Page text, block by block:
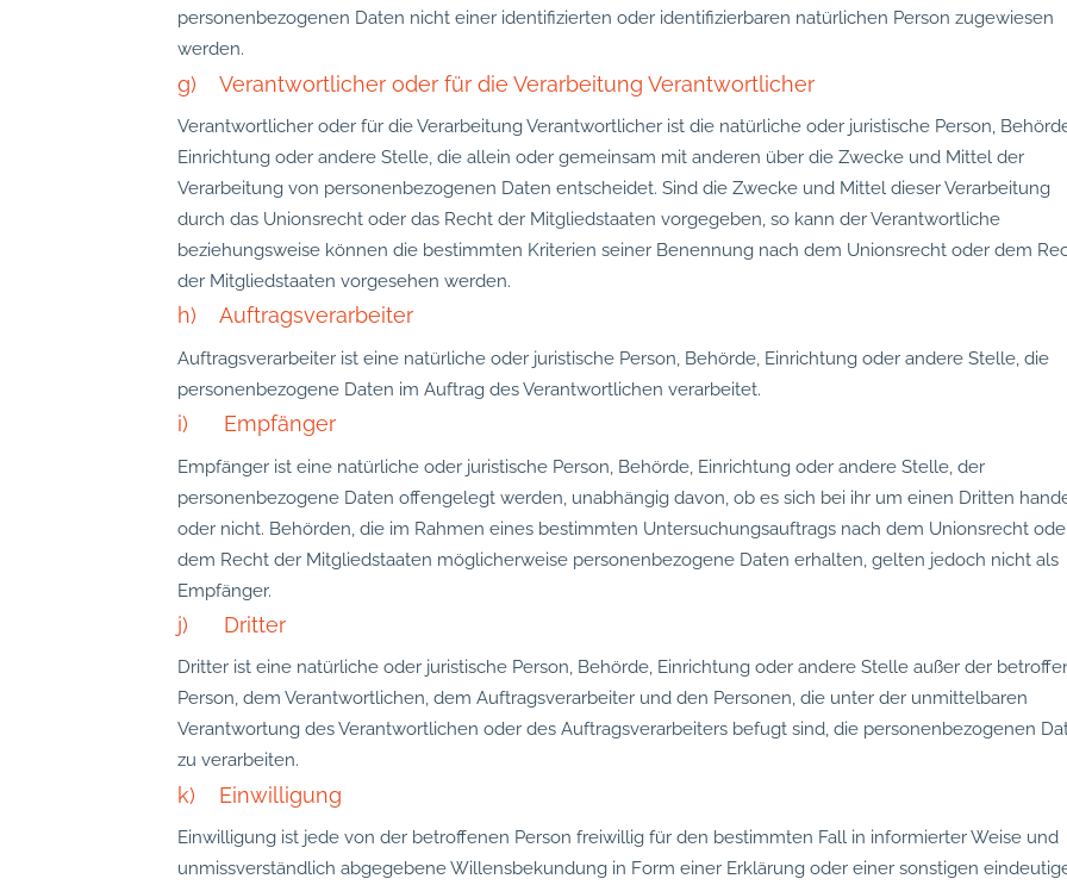
personenbezogenen Daten nicht einer identifizierten oder identifizierbaren natürlichen Person zugewiesen
werden.
g) Verantwortlicher oder für die Verarbeitung Verantwortlicher
Verantwortlicher oder für die Verarbeitung Verantwortlicher ist die natürliche oder juristische Person,
Einrichtung oder andere Stelle, die allein oder gemeinsam mit anderen über die Zwecke und Mittel der
Verarbeitung von personenbezogenen Daten entscheidet. Sind die Zwecke und Mittel dieser Verarbeitung
durch das Unionsrecht oder das Recht der Mitgliedstaaten vorgegeben, so kann der Verantwortliche
beziehungsweise können die bestimmten Kriterien seiner Benennung nach dem Unionsrecht oder dem
der Mitgliedstaaten vorgesehen werden.
h) Auftragsverarbeiter
Auftragsverarbeiter ist eine natürliche oder juristische Person, Behörde, Einrichtung oder andere Stelle, die
personenbezogene Daten im Auftrag des Verantwortlichen verarbeitet.
i) Empfänger
Empfänger ist eine natürliche oder juristische Person, Behörde, Einrichtung oder andere Stelle, der
personenbezogene Daten offengelegt werden, unabhängig davon, ob es sich bei ihr um einen Dritten
oder nicht. Behörden, die im Rahmen eines bestimmten Untersuchungsauftrags nach dem Unionsrecht
dem Recht der Mitgliedstaaten möglicherweise personenbezogene Daten erhalten, gelten jedoch nicht als
Empfänger.
j) Dritter
Dritter ist eine natürliche oder juristische Person, Behörde, Einrichtung oder andere Stelle außer der
Person, dem Verantwortlichen, dem Auftragsverarbeiter und den Personen, die unter der unmittelbaren
Verantwortung des Verantwortlichen oder des Auftragsverarbeiters befugt sind, die personenbezogenen
zu verarbeiten.
k) Einwilligung
Einwilligung ist jede von der betroffenen Person freiwillig für den bestimmten Fall in informierter Weise und
unmissverständlich abgegebene Willensbekundung in Form einer Erklärung oder einer sonstigen